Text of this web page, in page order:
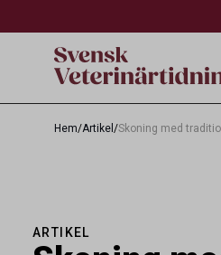
Hem/Artikel /Skoning med
ARTIKEL